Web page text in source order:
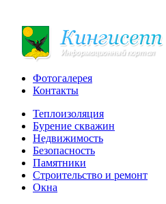
Фотогалерея
Контакты
Теплоизоляция
Бурение скважин
Недвижимость
Безопасность
Памятники
Строительство и ремонт
Окна